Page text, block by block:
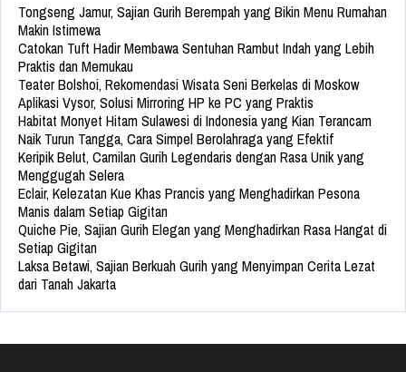
Tongseng Jamur, Sajian Gurih Berempah yang Bikin Menu Rumahan
Makin Istimewa
Catokan Tuft Hadir Membawa Sentuhan Rambut Indah yang Lebih
Praktis dan Memukau
Teater Bolshoi, Rekomendasi Wisata Seni Berkelas di Moskow
Aplikasi Vysor, Solusi Mirroring HP ke PC yang Praktis
Habitat Monyet Hitam Sulawesi di Indonesia yang Kian Terancam
Naik Turun Tangga, Cara Simpel Berolahraga yang Efektif
Keripik Belut, Camilan Gurih Legendaris dengan Rasa Unik yang
Menggugah Selera
Eclair, Kelezatan Kue Khas Prancis yang Menghadirkan Pesona
Manis dalam Setiap Gigitan
Quiche Pie, Sajian Gurih Elegan yang Menghadirkan Rasa Hangat di
Setiap Gigitan
Laksa Betawi, Sajian Berkuah Gurih yang Menyimpan Cerita Lezat
dari Tanah Jakarta